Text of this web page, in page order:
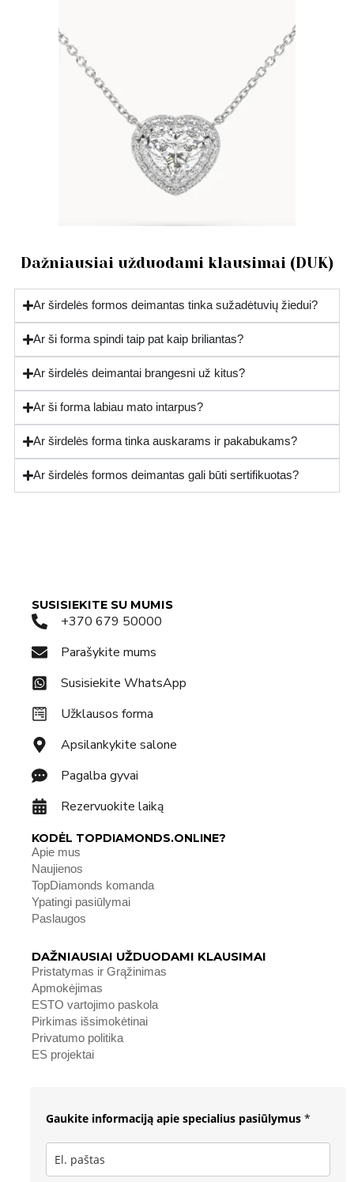
Dažniausiai užduodami klausimai (DUK)
Ar širdelės formos deimantas tinka sužadėtuvių žiedui?
Ar ši forma spindi taip pat kaip briliantas?
Ar širdelės deimantai brangesni už kitus?
Ar ši forma labiau mato intarpus?
Ar širdelės forma tinka auskarams ir pakabukams?
Ar širdelės formos deimantas gali būti sertifikuotas?
SUSISIEKITE SU MUMIS
+370 679 50000
Parašykite mums
Susisiekite WhatsApp
Užklausos forma
Apsilankykite salone
Pagalba gyvai
Rezervuokite laiką
KODĖL TOPDIAMONDS.ONLINE?
Apie mus
Naujienos
TopDiamonds komanda
Ypatingi pasiūlymai
Paslaugos
DAŽNIAUSIAI UŽDUODAMI KLAUSIMAI
Pristatymas ir Grąžinimas
Apmokėjimas
ESTO vartojimo paskola
Pirkimas išsimokėtinai
Privatumo politika
ES projektai
Gaukite informaciją apie specialius pasiūlymus *